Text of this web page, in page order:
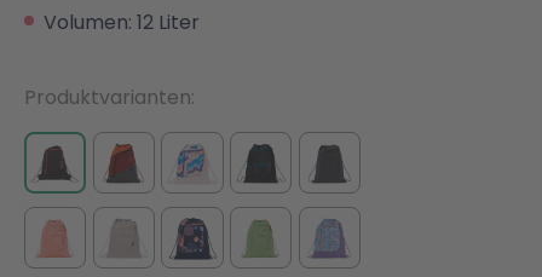
Volumen: 12 Liter
Produktvarianten